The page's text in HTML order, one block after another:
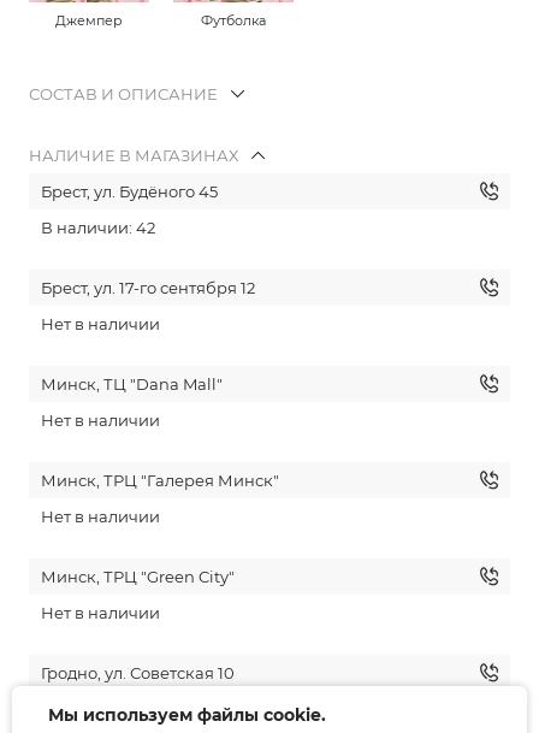
Джемпер Футболка
СОСТАВ И ОПИСАНИЕ
НАЛИЧИЕ В МАГАЗИНАХ
Брест, ул. Будёного 45
В наличии: 42
Брест, ул. 17-го сентября 12
Нет в наличии
Минск, ТЦ "Dana Mall"
Нет в наличии
Минск, ТРЦ "Галерея Минск"
Нет в наличии
Минск, ТРЦ "Green City"
Нет в наличии
Гродно, ул. Советская 10
Нет в наличии
Мы используем файлы cookie.